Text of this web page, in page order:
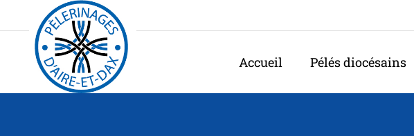
Accueil Pélés diocésains
Panneau de gestion des cookies